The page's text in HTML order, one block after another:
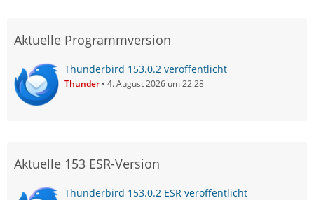
Aktuelle Programmversion
Thunderbird 153.0.2 veröffentlicht
Thunder 4. August 2026 um 22:28
Aktuelle 153 ESR-Version
Thunderbird 153.0.2 ESR veröffentlicht